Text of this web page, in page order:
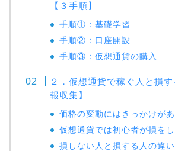
【３手順】
手順①：基礎学習
手順②：口座開設
手順③：仮想通貨の購入
２．仮想通貨で稼ぐ人と損
報収集】
価格の変動にはきっかけがあ
仮想通貨では初心者が損を
損しない人と損する人の違い